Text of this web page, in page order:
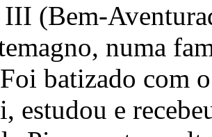
(Bem-
numa
batizado com
estudou e